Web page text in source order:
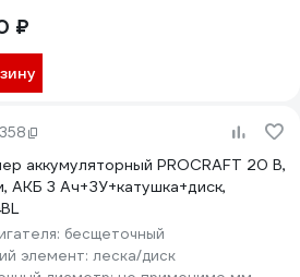
₽
аккумуляторный PROCRAFT 20 В,
АКБ 3 Ач+ЗУ+катушка+диск,
бесщеточный
элемент: леска/диск